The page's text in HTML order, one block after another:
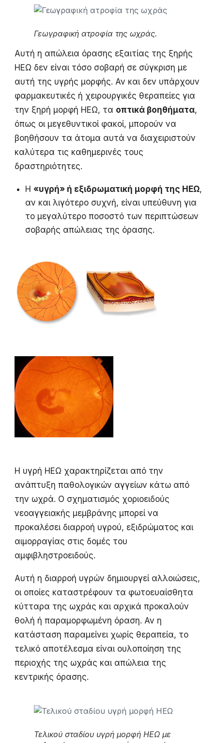
Γεωγραφική ατροφία της ωχράς.
Αυτή η απώλεια όρασης εξαιτίας της ξηρής
ΗΕΩ δεν είναι τόσο σοβαρή σε σύγκριση με
αυτή της υγρής μορφής. Αν και δεν υπάρχουν
φαρμακευτικές ή χειρουργικές θεραπείες για
την ξηρή μορφή ΗΕΩ, τα οπτικά βοηθήματα,
όπως οι μεγεθυντικοί φακοί, μπορούν να
βοηθήσουν τα άτομα αυτά να διαχειριστούν
καλύτερα τις καθημερινές τους
δραστηριότητες.
Η «υγρή» ή εξιδρωματική μορφή της ΗΕΩ,
αν και λιγότερο συχνή, είναι υπεύθυνη για
το μεγαλύτερο ποσοστό των περιπτώσεων
σοβαρής απώλειας της όρασης.
Η υγρή ΗΕΩ χαρακτηρίζεται από την
ανάπτυξη παθολογικών αγγείων κάτω από
την ωχρά. Ο σχηματισμός χοριοειδούς
νεοαγγειακής μεμβράνης μπορεί να
προκαλέσει διαρροή υγρού, εξιδρώματος και
αιμορραγίας στις δομές του
αμφιβληστροειδούς.
Αυτή η διαρροή υγρών δημιουργεί αλλοιώσεις,
οι οποίες καταστρέφουν τα φωτοευαίσθητα
κύτταρα της ωχράς και αρχικά προκαλούν
θολή ή παραμορφωμένη όραση. Αν η
κατάσταση παραμείνει χωρίς θεραπεία, το
τελικό αποτέλεσμα είναι ουλοποίηση της
περιοχής της ωχράς και απώλεια της
κεντρικής όρασης.
Τελικού σταδίου υγρή μορφή ΗΕΩ με